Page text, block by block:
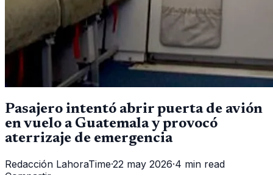
Pasajero intentó abrir puerta de avión
en vuelo a Guatemala y provocó
aterrizaje de emergencia
Redacción LahoraTime·22 may 2026·4 min read